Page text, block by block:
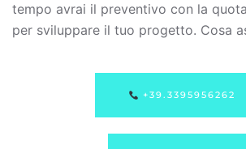
tempo avrai il preventivo con la
per sviluppare il tuo progetto. Cosa
+39.3395956262